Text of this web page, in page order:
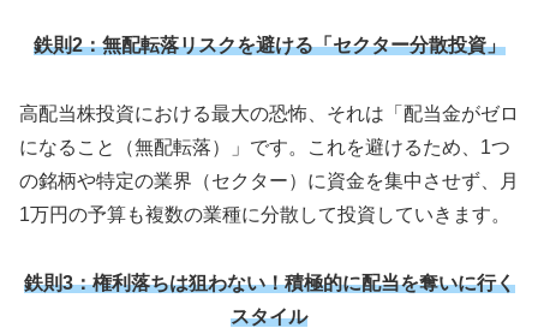
鉄則2：無配転落リスクを避ける「セクター分散投資」
高配当株投資における最大の恐怖、それは「配当金がゼロ
になること（無配転落）」です。これを避けるため、1つ
の銘柄や特定の業界（セクター）に資金を集中させず、月
1万円の予算も複数の業種に分散して投資していきます。
鉄則3：権利落ちは狙わない！積極的に配当を奪いに行く
スタイル